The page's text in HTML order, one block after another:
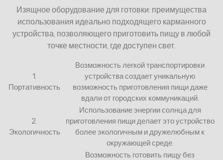
Изящное оборудование для готовки: преимущества
использования идеально подходящего карманного
устройства, позволяющего приготовить пищу в любой
точке местности, где доступен свет.
1.
Портативность
Возможность легкой транспортировки
устройства создает уникальную
возможность приготовления пищи даже
вдали от городских коммуникаций.
2.
Экологичность
Использование энергии солнца для
приготовления пищи делает это устройство
более экологичным и дружелюбным к
окружающей среде.
Возможность готовить пищу без